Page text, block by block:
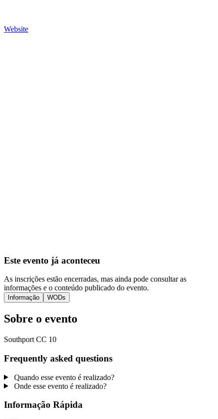
Website
Este evento já aconteceu
As inscrições estão encerradas, mas ainda pode consultar as
informações e o conteúdo publicado do evento.
Informação WODs
Sobre o evento
Southport CC 10
Frequently asked questions
Quando esse evento é realizado?
Onde esse evento é realizado?
Informação Rápida